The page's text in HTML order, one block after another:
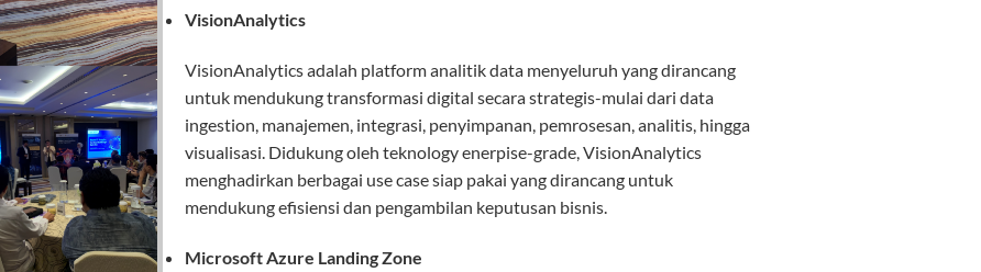
VisionAnalytics
VisionAnalytics adalah platform analitik data menyeluruh yang dirancang
untuk mendukung transformasi digital secara strategis-mulai dari data
ingestion, manajemen, integrasi, penyimpanan, pemrosesan, analitis, hingga
visualisasi. Didukung oleh teknology enerpise-grade, VisionAnalytics
menghadirkan berbagai use case siap pakai yang dirancang untuk
mendukung efisiensi dan pengambilan keputusan bisnis.
Microsoft Azure Landing Zone